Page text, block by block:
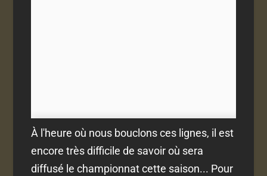
À l'heure où nous bouclons ces lignes, il est
encore très difficile de savoir où sera
diffusé le championnat cette saison... Pour